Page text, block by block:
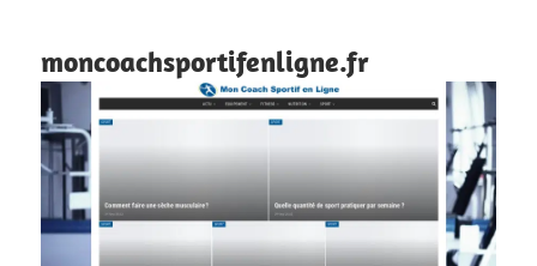
moncoachsportifenligne.fr